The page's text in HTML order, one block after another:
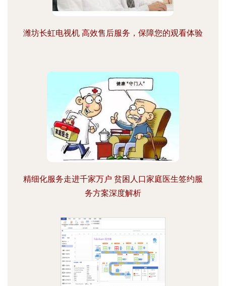
潍坊长虹电视机 高效售后服务，保障您的观看体验
精细化服务走进千家万户 贫困人口家庭医生签约服
务方案深度解析